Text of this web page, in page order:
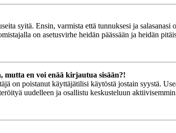
syitä. Ensin, varmista että tunnuksesi ja
on asetusvirhe heidän päässään ja heidän
mutta en voi enää kirjautua sisään?!
on poistanut käyttäjätilisi käytöstä jostain syystä.
uudelleen ja osallistu keskusteluun